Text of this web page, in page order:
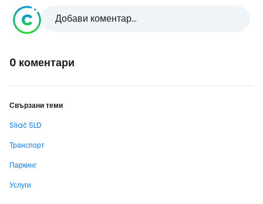
Добави коментар...
0 коментари
Свързани теми
Sliač SLD
Транспорт
Паркинг
Услуги